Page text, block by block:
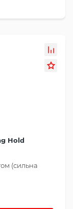
Hold
(сильна